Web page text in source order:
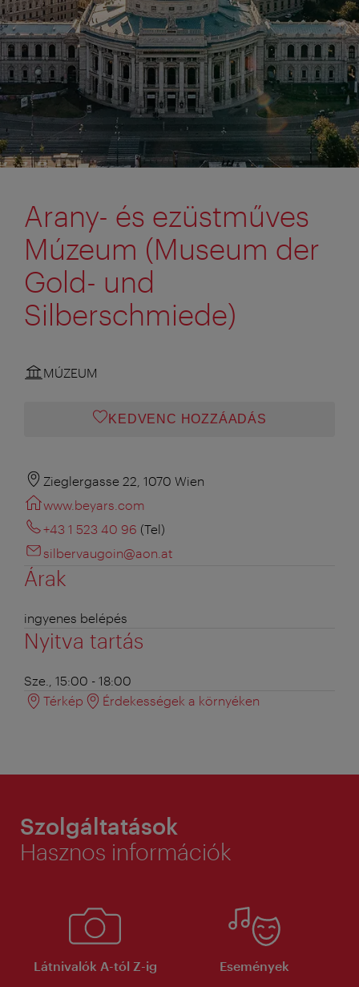
Arany- és ezüstműves
Múzeum (Museum der
Gold- und
Silberschmiede)
MÚZEUM
KEDVENC HOZZÁADÁS
Zieglergasse 22, 1070 Wien
www.beyars.com
+43 1 523 40 96 (Tel)
silbervaugoin@aon.at
Árak
ingyenes belépés
Nyitva tartás
Sze., 15:00 - 18:00
Térkép
Érdekességek a környéken
Szolgáltatások
Hasznos információk
Látnivalók A-tól Z-ig Események